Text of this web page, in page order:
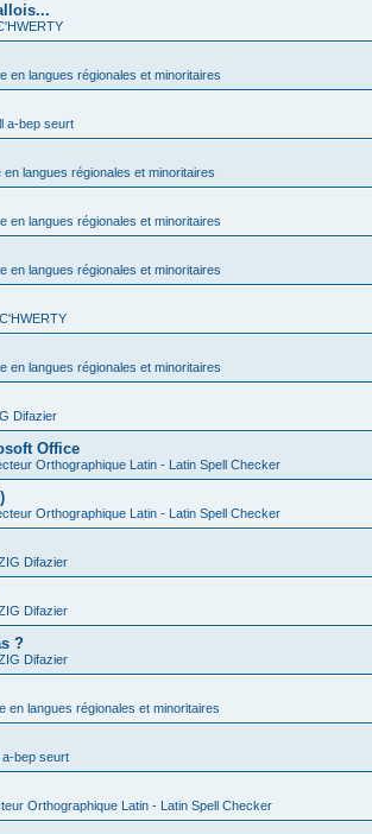
en langues régionales et minoritaires
a-bep seurt
en langues régionales et minoritaires
en langues régionales et minoritaires
en langues régionales et minoritaires
en langues régionales et minoritaires
Difazier
Office
Orthographique Latin - Latin Spell Checker
Orthographique Latin - Latin Spell Checker
Difazier
Difazier
?
Difazier
en langues régionales et minoritaires
a-bep seurt
Orthographique Latin - Latin Spell Checker